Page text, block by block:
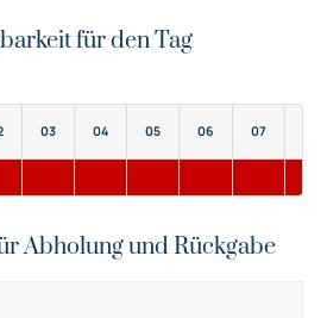
für den Tag
03 04 05 06 07
Abholung und Rückgabe